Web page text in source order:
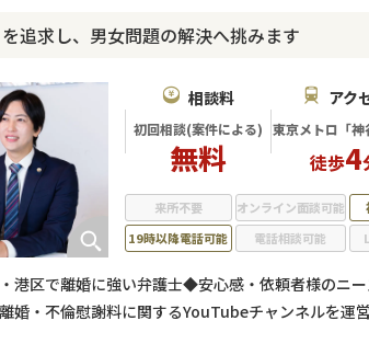
を追求し、男女問題の解決へ挑みます
相談料
初回相談(案件による)
無料
アク
東京メトロ「神
徒歩4
区で離婚に強い弁護士◆安心感・依頼者様のニー
婚・不倫慰謝料に関するYouTubeチャンネルを運
来所不要 オンライン面談可能
19時以降電話可能
電話相談可能